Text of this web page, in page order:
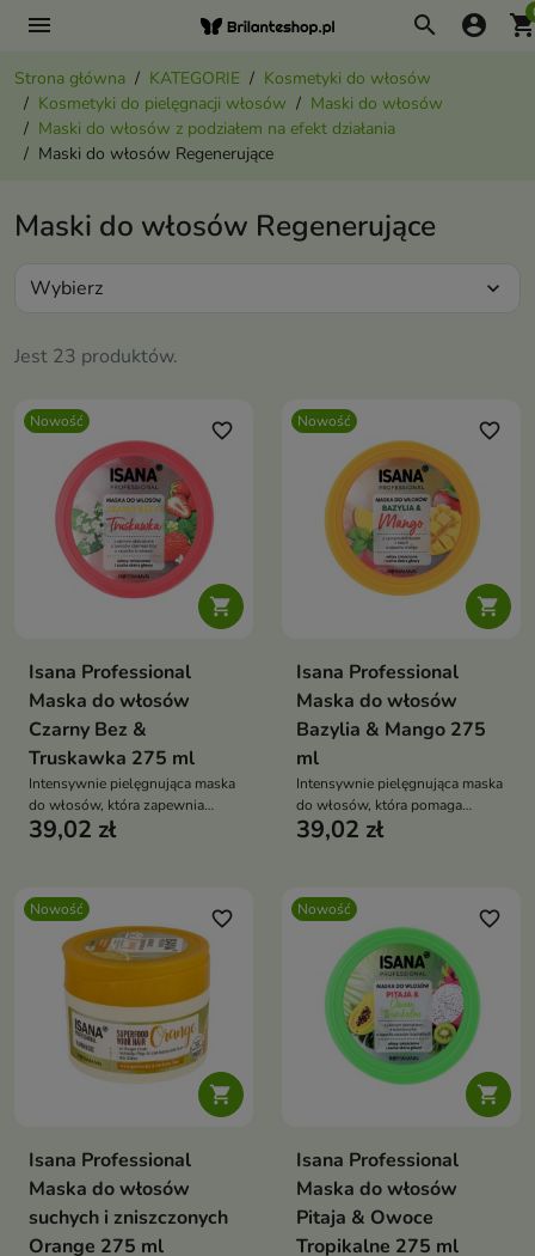
menu search account_circle
Strona główna KATEGORIE
Kosmetyki do włosów
Kosmetyki do pielęgnacji włosów
Maski do włosów
Maski do włosów z podziałem na efekt działania
Maski do włosów Regenerujące
Maski do włosów Regenerujące
Jest 23 produktów.
Wybierz expand_more
Nowość

favorite_border
Isana Professional
Maska do włosów
Czarny Bez &
Truskawka 275 ml
Intensywnie pielęgnująca maska
do włosów, która zapewnia
pasmom odpowiednią dawkę
39,02 zł
Nowość

favorite_border
Isana Professional
Maska do włosów
Bazylia & Mango 275
ml
Intensywnie pielęgnująca maska
do włosów, która pomaga
przywrócić pasmom miękkość,
39,02 zł
Nowość

favorite_border
Isana Professional
Maska do włosów
suchych i zniszczonych
Orange 275 ml
Nowość

favorite_border
Isana Professional
Maska do włosów
Pitaja & Owoce
Tropikalne 275 ml